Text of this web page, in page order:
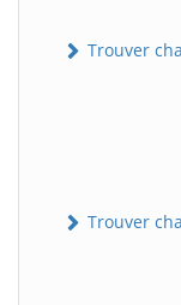
Trouver
Trouver